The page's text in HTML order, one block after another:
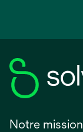
Notre mission